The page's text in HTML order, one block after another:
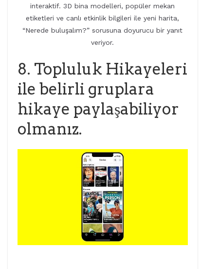
interaktif. 3D bina modelleri, popüler mekan
etiketleri ve canlı etkinlik bilgileri ile yeni harita,
“Nerede buluşalım?” sorusuna doyurucu bir yanıt
veriyor.
8. Topluluk Hikayeleri
ile belirli gruplara
hikaye paylaşabiliyor
olmanız.